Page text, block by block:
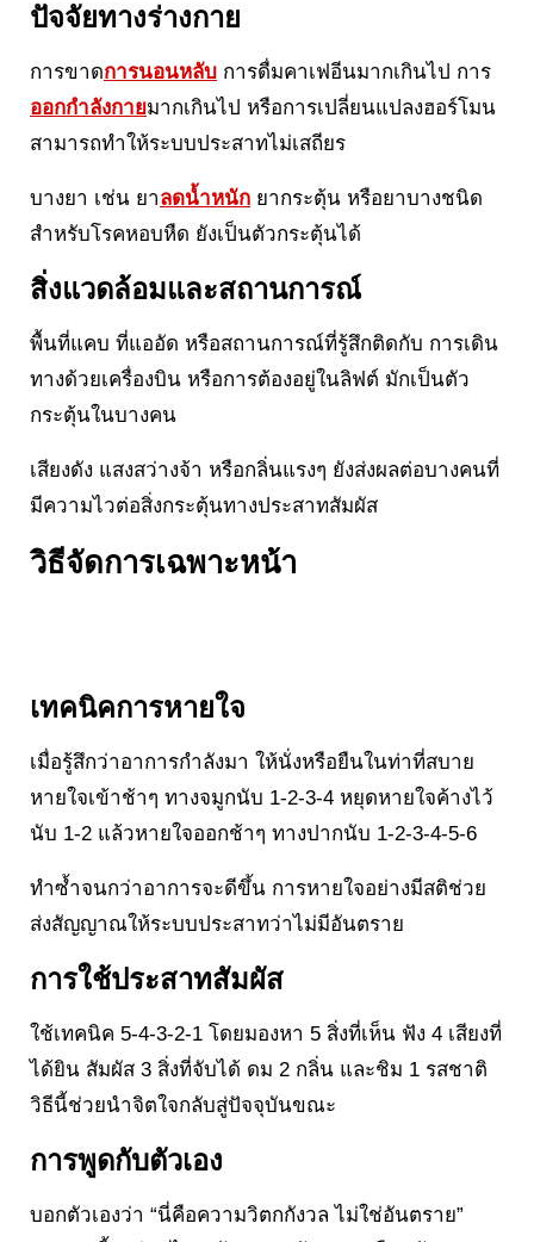
ปัจจัยทางร่างกาย
การขาดการนอนหลับ การดื่มคาเฟอีนมากเกินไป การ
ออกกำลังกายมากเกินไป หรือการเปลี่ยนแปลงฮอร์โมน
สามารถทำให้ระบบประสาทไม่เสถียร
บางยา เช่น ยาลดน้ำหนัก ยากระตุ้น หรือยาบางชนิด
สำหรับโรคหอบหืด ยังเป็นตัวกระตุ้นได้
สิ่งแวดล้อมและสถานการณ์
พื้นที่แคบ ที่แออัด หรือสถานการณ์ที่รู้สึกติดกับ การเดิน
ทางด้วยเครื่องบิน หรือการต้องอยู่ในลิฟต์ มักเป็นตัว
กระตุ้นในบางคน
เสียงดัง แสงสว่างจ้า หรือกลิ่นแรงๆ ยังส่งผลต่อบางคนที่
มีความไวต่อสิ่งกระตุ้นทางประสาทสัมผัส
วิธีจัดการเฉพาะหน้า
เทคนิคการหายใจ
เมื่อรู้สึกว่าอาการกำลังมา ให้นั่งหรือยืนในท่าที่สบาย
หายใจเข้าช้าๆ ทางจมูกนับ 1-2-3-4 หยุดหายใจค้างไว้
นับ 1-2 แล้วหายใจออกช้าๆ ทางปากนับ 1-2-3-4-5-6
ทำซ้ำจนกว่าอาการจะดีขึ้น การหายใจอย่างมีสติช่วย
ส่งสัญญาณให้ระบบประสาทว่าไม่มีอันตราย
การใช้ประสาทสัมผัส
ใช้เทคนิค 5-4-3-2-1 โดยมองหา 5 สิ่งที่เห็น ฟัง 4 เสียงที่
ได้ยิน สัมผัส 3 สิ่งที่จับได้ ดม 2 กลิ่น และชิม 1 รสชาติ
วิธีนี้ช่วยนำจิตใจกลับสู่ปัจจุบันขณะ
การพูดกับตัวเอง
บอกตัวเองว่า “นี่คือความวิตกกังวล ไม่ใช่อันตราย”